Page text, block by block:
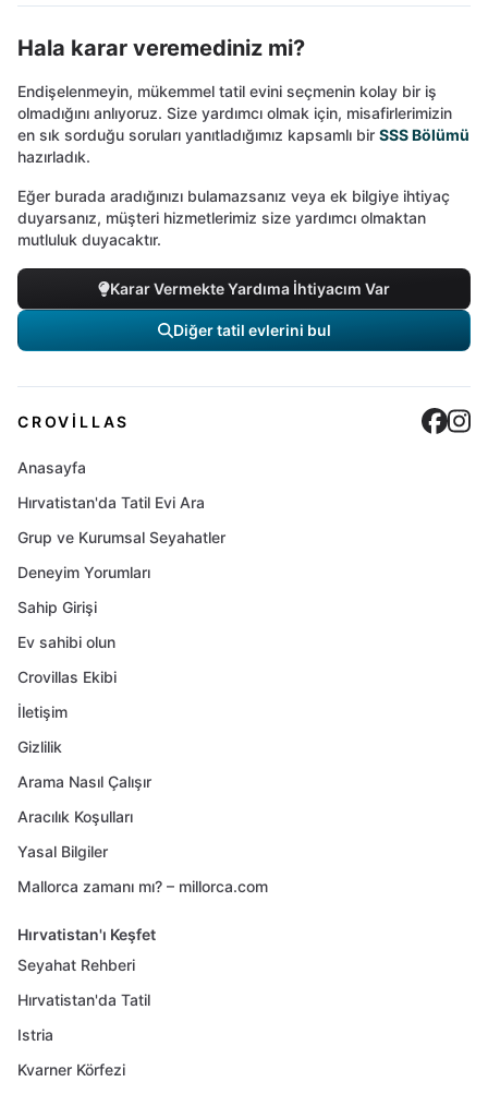
Hala karar veremediniz mi?
Endişelenmeyin, mükemmel tatil evini seçmenin kolay bir iş
olmadığını anlıyoruz. Size yardımcı olmak için, misafirlerimizin
en sık sorduğu soruları yanıtladığımız kapsamlı bir SSS Bölümü
hazırladık.
Eğer burada aradığınızı bulamazsanız veya ek bilgiye ihtiyaç
duyarsanız, müşteri hizmetlerimiz size yardımcı olmaktan
mutluluk duyacaktır.
Karar Vermekte Yardıma İhtiyacım Var
Diğer tatil evlerini bul
CROVILLAS
Anasayfa
Hırvatistan'da Tatil Evi Ara
Grup ve Kurumsal Seyahatler
Deneyim Yorumları
Sahip Girişi
Ev sahibi olun
Crovillas Ekibi
İletişim
Gizlilik
Arama Nasıl Çalışır
Aracılık Koşulları
Yasal Bilgiler
Mallorca zamanı mı? – millorca.com
Hırvatistan'ı Keşfet
Seyahat Rehberi
Hırvatistan'da Tatil
Istria
Kvarner Körfezi